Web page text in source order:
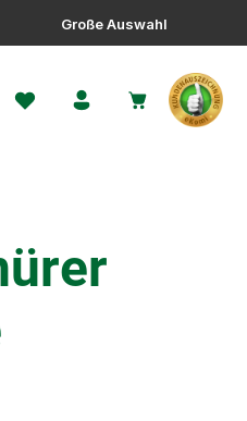
Große Auswahl
Du hast 0 Produkte auf dem